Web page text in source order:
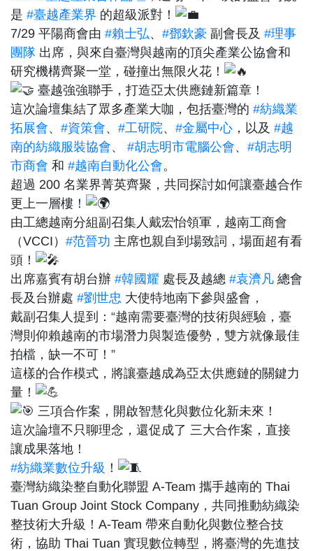
是 #臺越產業界 的超級派對！
7/29 平陽商會由 #賴士弘、 #鄧欽豪 副會長及 #理事
團隊 出席，與來自臺灣與越南的頂尖產業公協會和
研究機構齊聚一堂，碰撞出無限火花！
臺越強強聯手，打造亞太供應鏈新篇章！
這次論壇集結了眾多產業大咖，包括臺灣的 #紡織業
拓展會、 #資策會、 #工研院、 #金屬中心 ，以及 #越
南的紡織服裝協會、 #胡志明市電腦公會、 #胡志明
市商會 和 #越南自動化公會。
超過 200 名業界菁英齊聚，共同探討如何讓臺越合作
更上一層樓！
由工總越南分組副召集人戴宏怡領軍，越南工商會
（VCCI） #范晉功 主席也親自到場致詞，場面超有看
頭！
出席嘉賓有胡台辦 #韓國耀 處長及越總 #袁濟凡 總會
長及台辦處 #劉世忠 大使特地南下參與盛會，
戴副召集人提到：“越南需要臺灣的技術與經驗，臺
灣則仰賴越南的市場潛力與製造優勢，雙方就像最佳
拍檔，缺一不可！”
這樣的合作模式，將讓臺越成為亞太供應鏈的關鍵力
量！
三項合作案，開啟智慧化與數位化新未來！
這次論壇不只聊理念，還促成了 三大合作案，直接
讓成果落地！
#紡織業數位升級 ！
臺灣紡織染整自動化聯盟 A-Team 攜手越南的 Thai
Tuan Group Joint Stock Company，共同推動紡織染
整技術大升級！A-Team 帶來自動化與數位整合技
術，協助 Thai Tuan 實現數位轉型，將臺灣的先進技